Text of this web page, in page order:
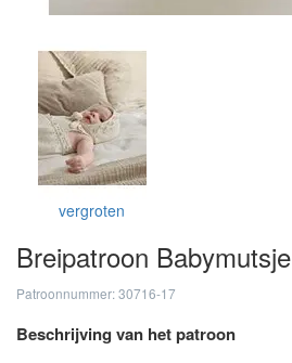
vergroten
Breipatroon Babymutsje
Patroonnummer: 30716-17
Beschrijving van het patroon